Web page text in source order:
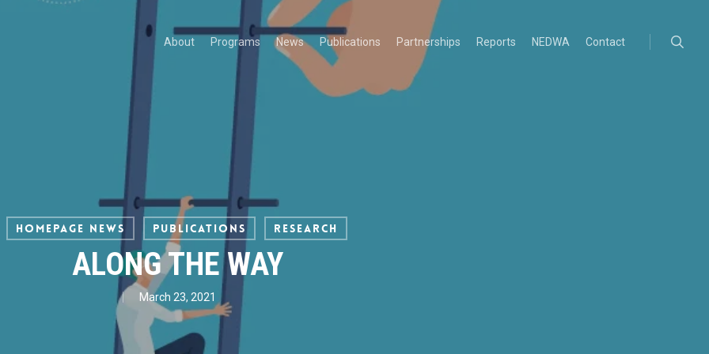
About Programs News Publications Partnerships Reports NEDWA Contact
Homepage News Publications Research
ALONG THE WAY
March 23, 2021